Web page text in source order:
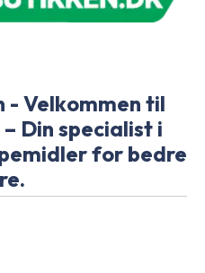
Velkommen til
Din specialist i
for bedre